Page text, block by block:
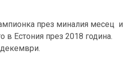
през миналия месец и
в Естония през 2018 година.